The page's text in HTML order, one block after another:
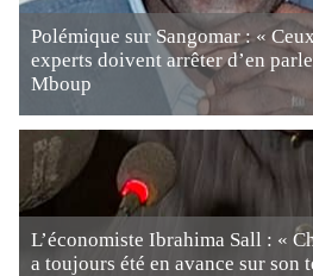
Polémique sur Sangomar : «
experts doivent arrêter d’en
Mboup
L’économiste Ibrahima Sall : «
a toujours été en avance sur son